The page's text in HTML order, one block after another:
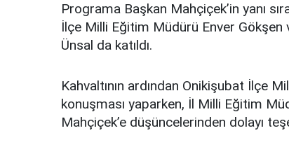
Programa Başkan Mahçiçek’in yanı
İlçe Milli Eğitim Müdürü Enver Gökşen
Ünsal da katıldı.
Kahvaltının ardından Onikişubat İlçe
konuşması yaparken, İl Milli Eğitim
Mahçiçek’e düşüncelerinden dolayı